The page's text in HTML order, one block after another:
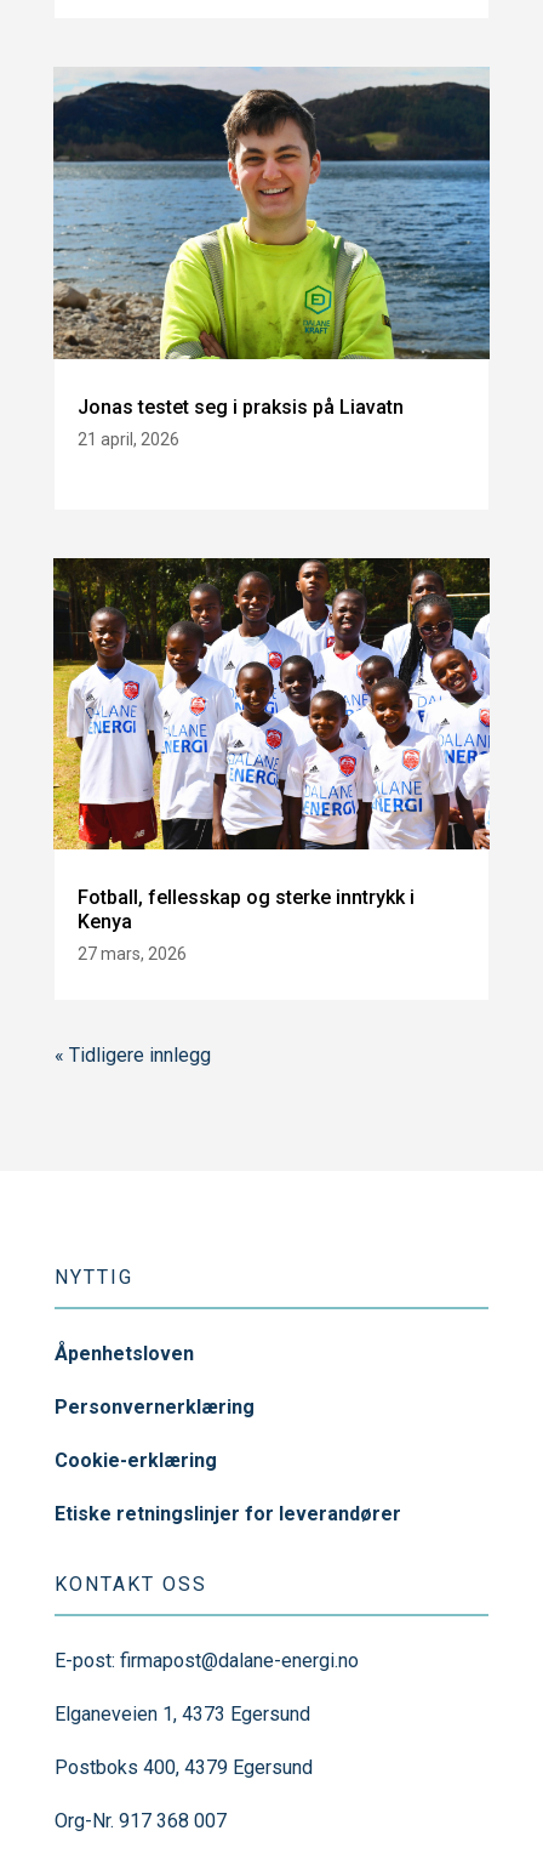
Jonas testet seg i praksis på Liavatn
21 april, 2026
Fotball, fellesskap og sterke inntrykk i
Kenya
27 mars, 2026
« Tidligere innlegg
NYTTIG
Åpenhetsloven
Personvernerklæring
Cookie-erklæring
Etiske retningslinjer for leverandører
KONTAKT OSS
E-post: firmapost@dalane-energi.no
Elganeveien 1, 4373 Egersund
Postboks 400, 4379 Egersund
Org-Nr. 917 368 007